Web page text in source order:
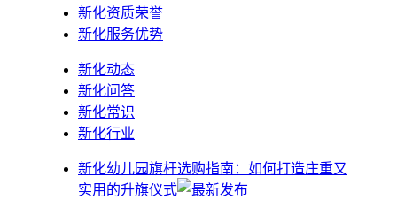
新化资质荣誉
新化服务优势
新化动态
新化问答
新化常识
新化行业
新化幼儿园旗杆选购指南：如何打造庄重又
实用的升旗仪式